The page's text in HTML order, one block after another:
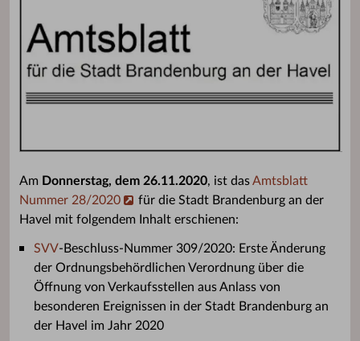
Am Donnerstag, dem 26.11.2020, ist dasAmtsblatt
Nummer 28/2020
für die Stadt Brandenburg an der
Havel mit folgendem Inhalt erschienen:
SVV-Beschluss-Nummer 309/2020: Erste Änderung
der Ordnungsbehördlichen Verordnung über die
Öffnung von Verkaufsstellen aus Anlass von
besonderen Ereignissen in der Stadt Brandenburg an
der Havel im Jahr 2020